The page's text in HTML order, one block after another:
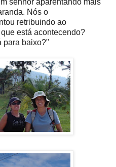
Nós o
retribuindo ao
está acontecendo?
para baixo?"